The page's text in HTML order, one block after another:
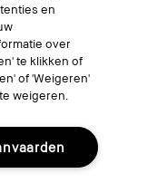
en
over
te klikken of
of 'Weigeren'
weigeren.